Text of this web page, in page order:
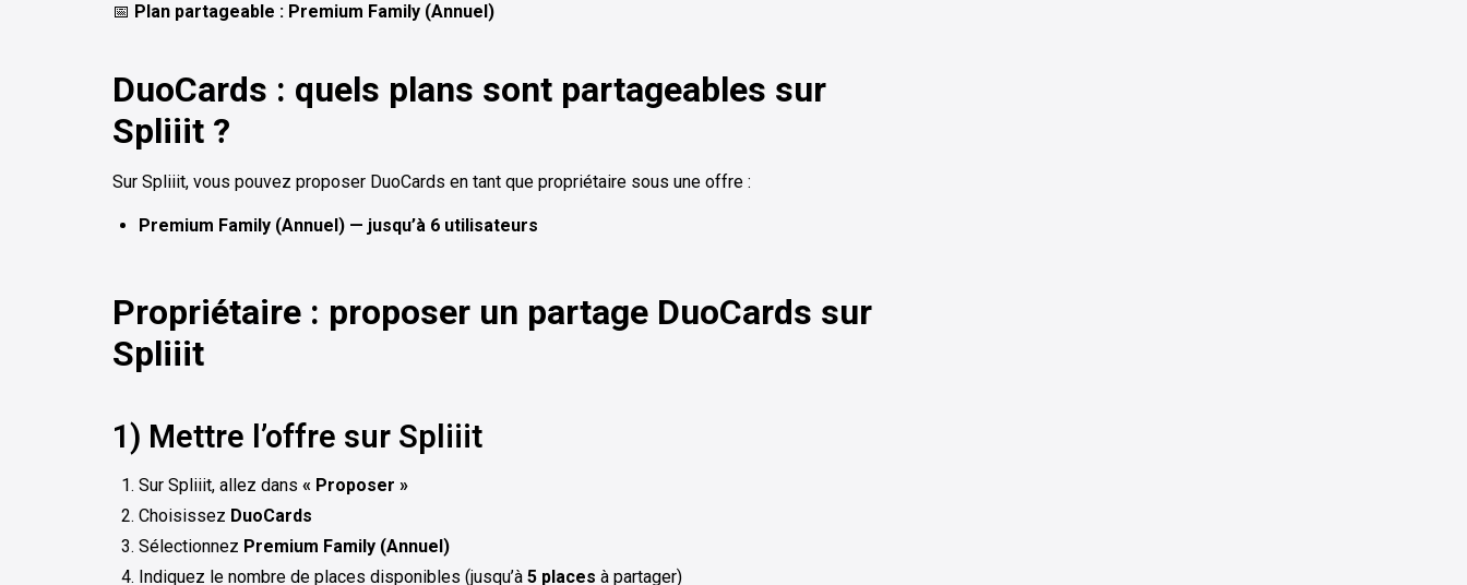
📅 Plan partageable : Premium Family (Annuel)
DuoCards : quels plans sont partageables sur
Spliiit ?
Sur Spliiit, vous pouvez proposer DuoCards en tant que propriétaire sous une offre :
Premium Family (Annuel) — jusqu’à 6 utilisateurs
Propriétaire : proposer un partage DuoCards sur
Spliiit
1) Mettre l’offre sur Spliiit
Sur Spliiit, allez dans « Proposer »
Choisissez DuoCards
Sélectionnez Premium Family (Annuel)
Indiquez le nombre de places disponibles (jusqu’à 5 places à partager)